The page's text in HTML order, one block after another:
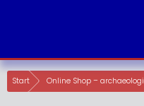
Start Online Shop –